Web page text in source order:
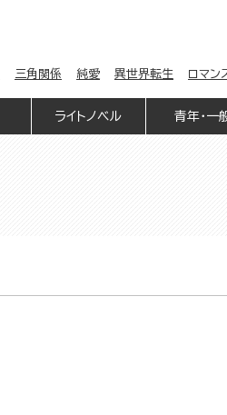
三角関係 純愛 異世界転生 ロマン
ライトノベル 青年・一